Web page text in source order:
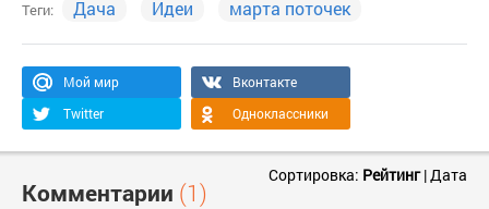
Теги: Дача Идеи марта поточек
Мой мир
Вконтакте
Twitter
Одноклассники
Комментарии (1)
Сортировка: Рейтинг| Дата